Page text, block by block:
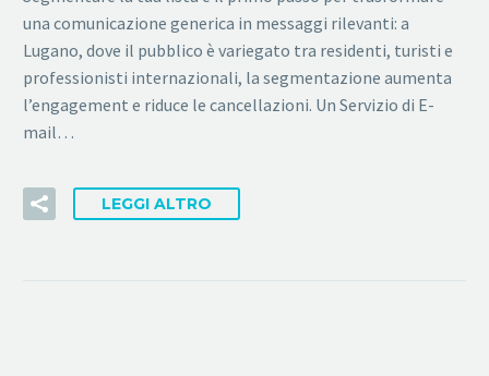
una comunicazione generica in messaggi rilevanti: a
Lugano, dove il pubblico è variegato tra residenti, turisti e
professionisti internazionali, la segmentazione aumenta
l’engagement e riduce le cancellazioni. Un Servizio di E-
mail…
LEGGI ALTRO